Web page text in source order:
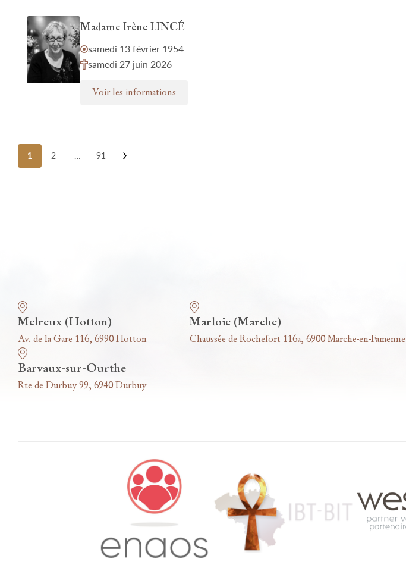
Madame Irène LINCÉ
samedi 13 février 1954
samedi 27 juin 2026
Voir les informations
Posts
pagination
1 2 … 91
Melreux (Hotton)
Av. de la Gare 116, 6990 Hotton
Marloie (Marche)
Chaussée de Rochefort 116a, 6900 Marche-en-Famenne
Barvaux-sur-Ourthe
Rte de Durbuy 99, 6940 Durbuy